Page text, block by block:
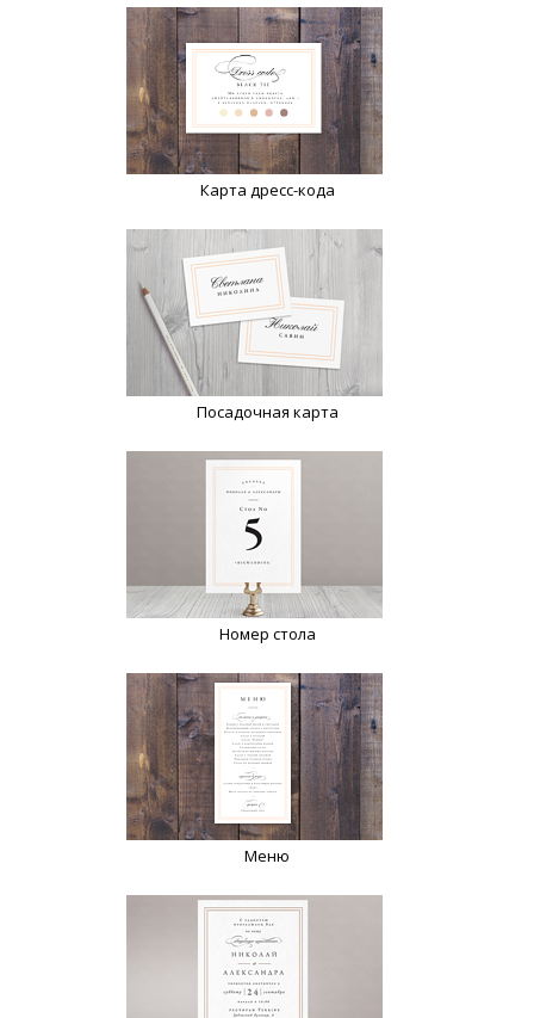
Карта дресс-кода
Посадочная карта
Номер стола
Меню